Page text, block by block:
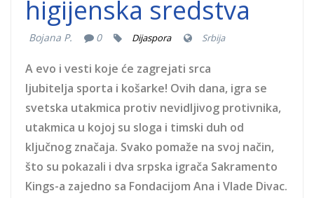
higijenska sredstva
Bojana P. 0 Dijaspora Srbija
A evo i vesti koje će zagrejati srca
ljubitelja sporta i košarke! Ovih dana, igra se
svetska utakmica protiv nevidljivog protivnika,
utakmica u kojoj su sloga i timski duh od
ključnog značaja. Svako pomaže na svoj način,
što su pokazali i dva srpska igrača Sakramento
Kings-a zajedno sa Fondacijom Ana i Vlade Divac.